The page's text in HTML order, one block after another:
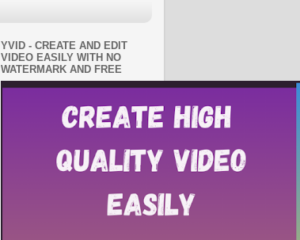
YVID - CREATE AND EDIT
VIDEO EASILY WITH NO
WATERMARK AND FREE